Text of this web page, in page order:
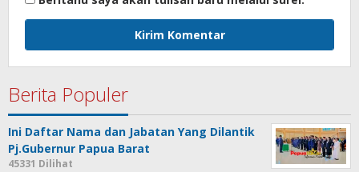
Berita Populer
Ini Daftar Nama dan Jabatan Yang Dilantik
Pj.Gubernur Papua Barat
45331 Dilihat